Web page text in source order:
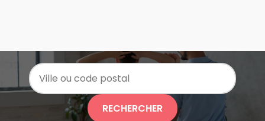
RECHERCHER